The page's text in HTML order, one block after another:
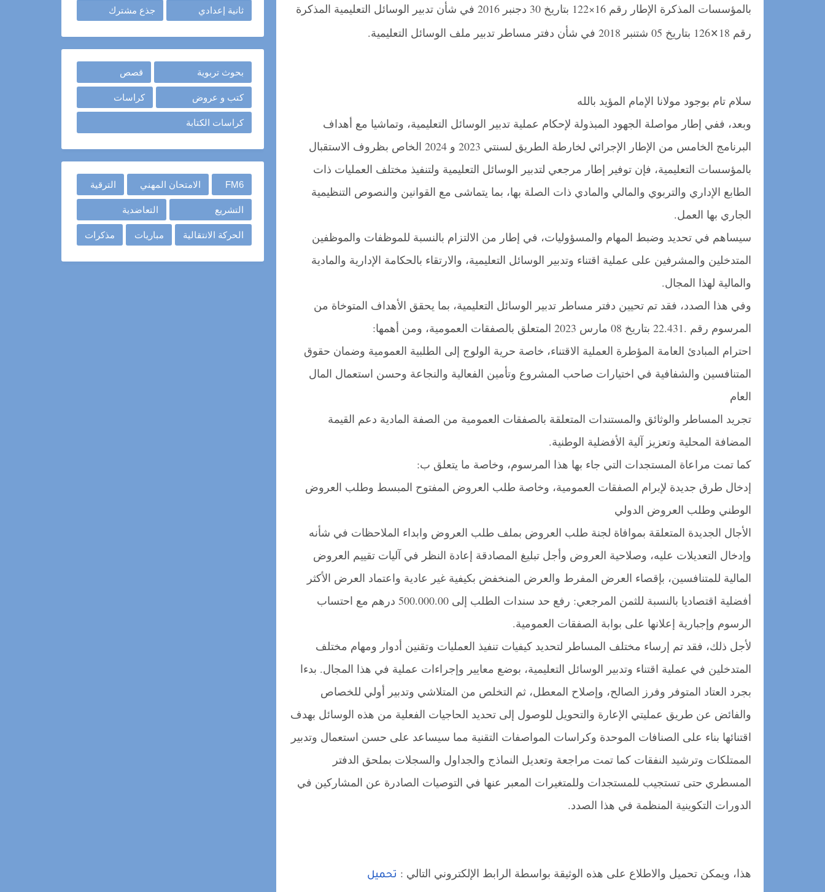
بالمؤسسات المذكرة الإطار رقم 16×122 بتاريخ 30 دجنبر 2016 في شأن تدبير الوسائل التعليمية المذكرة
رقم 18
×126 بتاريخ 05 شتنبر 2018 في شأن دفتر مساطر تدبير ملف الوسائل التعليمية.
سلام تام بوجود مولانا الإمام المؤيد بالله
وبعد، ففي إطار مواصلة الجهود المبذولة لإحكام عملية تدبير الوسائل التعليمية، وتماشيا مع أهداف
البرنامج الخامس من الإطار الإجرائي لخارطة الطريق لسنتي 2023 و 2024 الخاص بظروف الاستقبال
بالمؤسسات التعليمية، فإن توفير إطار مرجعي لتدبير الوسائل التعليمية ولتنفيذ مختلف العمليات ذات
الطابع الإداري والتربوي والمالي والمادي ذات الصلة بها، بما يتماشى مع القوانين والنصوص التنظيمية
الجاري بها العمل.
سيساهم في تحديد وضبط المهام والمسؤوليات، في إطار من الالتزام بالنسبة للموظفات والموظفين
المتدخلين والمشرفين على عملية اقتناء وتدبير الوسائل التعليمية، والارتقاء بالحكامة الإدارية والمادية
والمالية لهذا المجال.
وفي هذا الصدد، فقد تم تحيين دفتر مساطر تدبير الوسائل التعليمية، بما يحقق الأهداف المتوخاة من
المرسوم رقم .22.431 بتاريخ 08 مارس 2023 المتعلق بالصفقات العمومية، ومن أهمها:
احترام المبادئ العامة المؤطرة العملية الاقتناء، خاصة حرية الولوج إلى الطلبية العمومية وضمان حقوق
المتنافسين والشفافية في اختيارات صاحب المشروع وتأمين الفعالية والنجاعة وحسن استعمال المال
العام
تجريد المساطر والوثائق والمستندات المتعلقة بالصفقات العمومية من الصفة المادية دعم القيمة
المضافة المحلية وتعزيز آلية الأفضلية الوطنية.
كما تمت مراعاة المستجدات التي جاء بها هذا المرسوم، وخاصة ما يتعلق ب:
إدخال طرق جديدة لإبرام الصفقات العمومية، وخاصة طلب العروض المفتوح المبسط وطلب العروض
الوطني وطلب العروض الدولي
الأجال الجديدة المتعلقة بموافاة لجنة طلب العروض بملف طلب العروض وابداء الملاحظات في شأنه
وإدخال التعديلات عليه، وصلاحية العروض وأجل تبليغ المصادقة إعادة النظر في آليات تقييم العروض
المالية للمتنافسين، بإقصاء العرض المفرط والعرض المنخفض بكيفية غير عادية واعتماد العرض الأكثر
أفضلية اقتصاديا بالنسبة للثمن المرجعي: رفع حد سندات الطلب إلى 500.000.00 درهم مع احتساب
الرسوم وإجبارية إعلانها على بوابة الصفقات العمومية.
لأجل ذلك، فقد تم إرساء مختلف المساطر لتحديد كيفيات تنفيذ العمليات وتقنين أدوار ومهام مختلف
المتدخلين في عملية اقتناء وتدبير الوسائل التعليمية، بوضع معايير وإجراءات عملية في هذا المجال. بدءا
بجرد العتاد المتوفر وفرز الصالح، وإصلاح المعطل، ثم التخلص من المتلاشي وتدبير أولي للخصاص
والفائض عن طريق عمليتي الإعارة والتحويل للوصول إلى تحديد الحاجيات الفعلية من هذه الوسائل بهدف
اقتنائها بناء على الصنافات الموحدة وكراسات المواصفات التقنية مما سيساعد على حسن استعمال وتدبير
الممتلكات وترشيد النفقات كما تمت مراجعة وتعديل النماذج والجداول والسجلات بملحق الدفتر
المسطري حتى تستجيب للمستجدات وللمتغيرات المعبر عنها في التوصيات الصادرة عن المشاركين في
الدورات التكوينية المنظمة في هذا الصدد.
هذا، ويمكن تحميل والاطلاع على هذه الوثيقة بواسطة الرابط الإلكتروني التالي : تحميل
ثانية إعدادي جذع مشترك
بحوث تربوية قصص
كتب و عروض كراسات
كراسات الكتابة
FM6 الامتحان المهني الترقية
التشريع التعاضدية
الحركة الانتقالية مباريات مذكرات